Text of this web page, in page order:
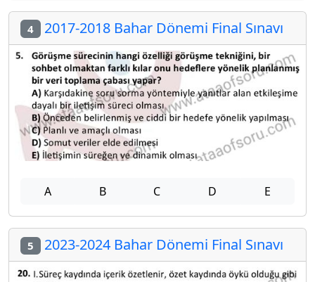
4 2017-2018 Bahar Dönemi Final Sınavı
A B C D E
5 2023-2024 Bahar Dönemi Final Sınavı